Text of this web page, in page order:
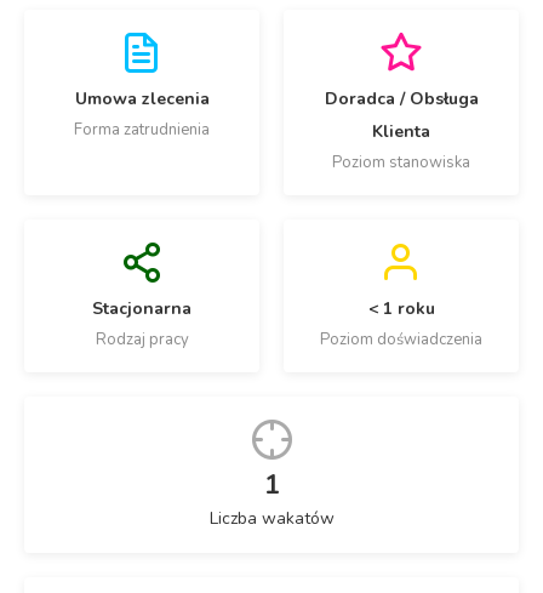
Umowa zlecenia
Forma zatrudnienia
Doradca / Obsługa
Klienta
Poziom stanowiska
Stacjonarna
Rodzaj pracy
< 1 roku
Poziom doświadczenia
1
Liczba wakatów